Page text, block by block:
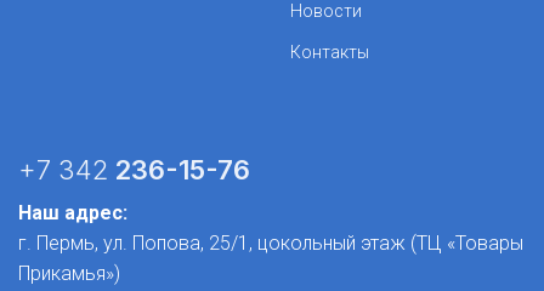
Новости
Контакты
+7 342 236-15-76
Наш адрес:
г. Пермь, ул. Попова, 25/1​, цокольный этаж (ТЦ «Товары
Прикамья»)